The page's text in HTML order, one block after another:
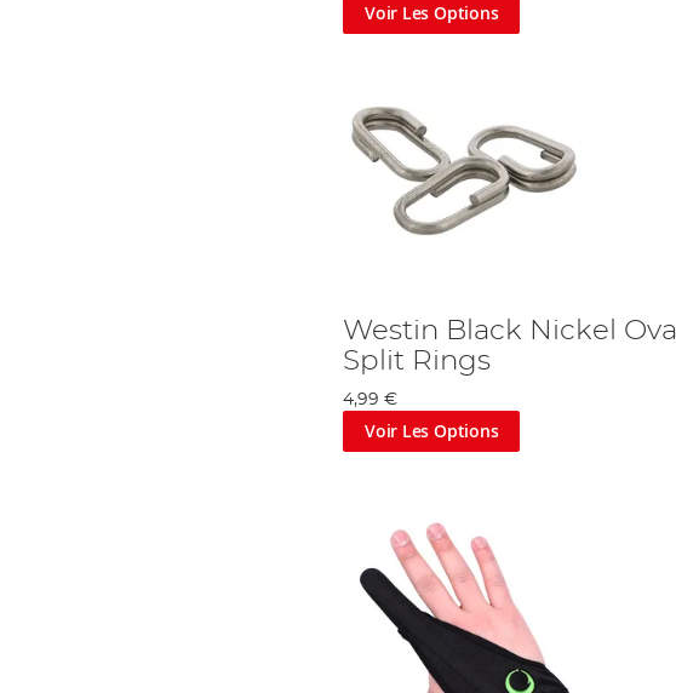
Voir Les Options
Westin Black Nickel Oval
Split Rings
4,99 €
Voir Les Options